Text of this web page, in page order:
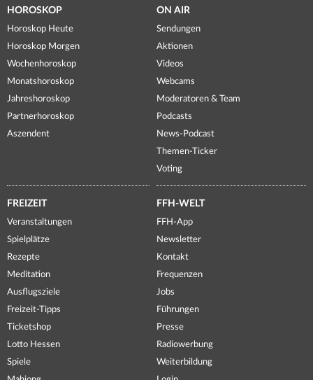
HOROSKOP
Horoskop Heute
Horoskop Morgen
Wochenhoroskop
Monatshoroskop
Jahreshoroskop
Partnerhoroskop
Aszendent
ON AIR
Sendungen
Aktionen
Videos
Webcams
Moderatoren & Team
Podcasts
News-Podcast
Themen-Ticker
Voting
FREIZEIT
Veranstaltungen
Spielplätze
Rezepte
Meditation
Ausflugsziele
Freizeit-Tipps
Ticketshop
Lotto Hessen
Spiele
FFH-WELT
FFH-App
Newsletter
Kontakt
Frequenzen
Jobs
Führungen
Presse
Radiowerbung
Weiterbildung